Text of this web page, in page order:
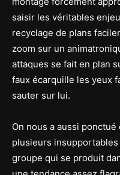
saisir les véritables
recyclage de plans
zoom sur un
attaques se fait en plan
faux écarquille les yeux
sauter sur lui.
On nous a aussi
plusieurs
groupe qui se produit